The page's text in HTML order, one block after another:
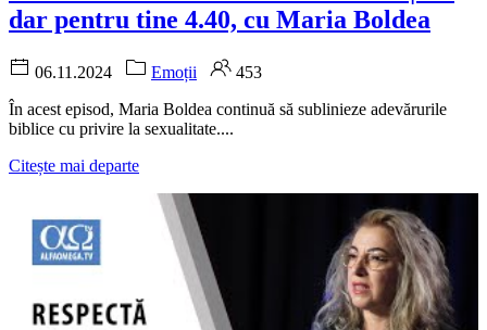
dar pentru tine 4.40, cu Maria Boldea
06.11.2024 Emoții
453
În acest episod, Maria Boldea continuă să sublinieze adevărurile
biblice cu privire la sexualitate....
Citește mai departe